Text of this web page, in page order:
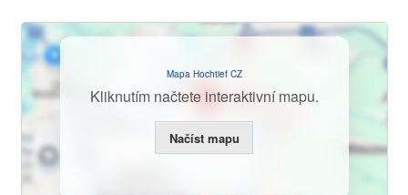
Mapa Hochtief CZ
Kliknutím načtete interaktivní mapu.
Načíst mapu